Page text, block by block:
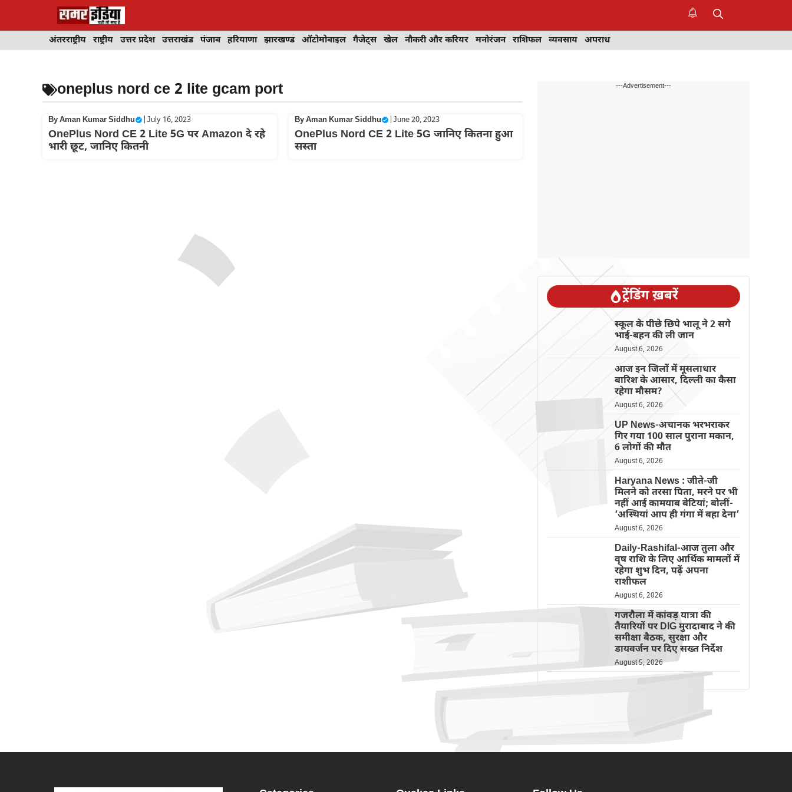
अंतरराष्ट्रीय राष्ट्रीय उत्तर प्रदेश उत्तराखंड पंजाब हरियाणा झारखण्ड ऑटोमोबाइल गैजेट्स खेल नौकरी और करियर मनोरंजन राशिफल व्यवसाय अपराध
oneplus nord ce 2 lite gcam port
ByAman Kumar Siddhu July 16, 2023
OnePlus Nord CE 2 Lite 5G पर Amazon दे रहे
भारी छूट, जानिए कितनी
ByAman Kumar Siddhu | June 20, 2023
OnePlus Nord CE 2 Lite 5G जानिए कितना हुआ
सस्ता
---Advertisement---
ट्रेंडिंग ख़बरें
स्कूल के पीछे छिपे भालू ने 2 सगे
भाई-बहन की ली जान
August 6, 2026
आज इन जिलों में मूसलाधार
बारिश के आसार, दिल्ली का कैसा
रहेगा मौसम?
August 6, 2026
UP News-अचानक भरभराकर
गिर गया 100 साल पुराना मकान,
6 लोगों की मौत
August 6, 2026
Haryana News : जीते-जी
मिलने को तरसा पिता, मरने पर भी
नहीं आईं कामयाब बेटियां; बोलीं-
‘अस्थियां आप ही गंगा में बहा देना’
August 6, 2026
Daily-Rashifal-आज तुला और
वृष राशि के लिए आर्थिक मामलों में
रहेगा शुभ दिन, पढ़ें अपना
राशीफल
August 6, 2026
गजरौला में कांवड़ यात्रा की
तैयारियों पर DIG मुरादाबाद ने की
समीक्षा बैठक, सुरक्षा और
डायवर्जन पर दिए सख्त निर्देश
August 5, 2026